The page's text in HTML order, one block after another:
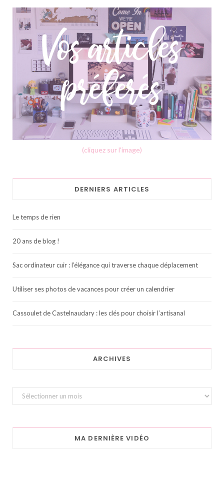
(cliquez sur l'image)
DERNIERS ARTICLES
Le temps de rien
20 ans de blog !
Sac ordinateur cuir : l’élégance qui traverse chaque déplacement
Utiliser ses photos de vacances pour créer un calendrier
Cassoulet de Castelnaudary : les clés pour choisir l’artisanal
ARCHIVES
Archives
MA DERNIÈRE VIDÉO